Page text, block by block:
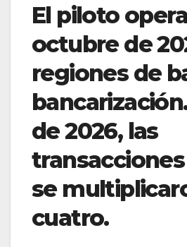
El piloto
octubre de
regiones de
de 2026, las
se
cuatro.